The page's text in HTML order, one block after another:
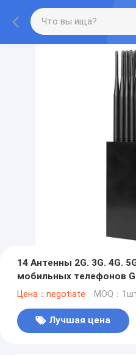
14 Антенны 2G. 3G. 4G.
мобильных телефонов
WIFI. 5.2GWIFI.
Цена：negotiate MOQ：
Лучшая цена